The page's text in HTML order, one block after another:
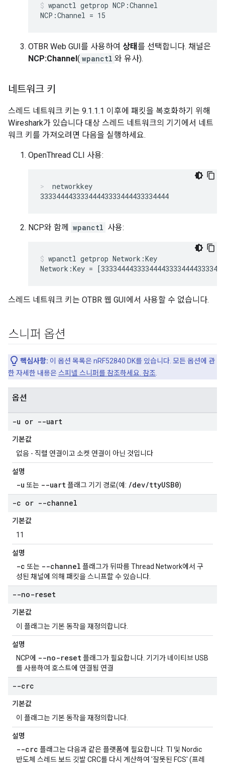
wpanctl getprop NCP:Channel
OTBR Web GUI를 사용하여 상태 를 선택합니다. 채널은
NCP:Channel( wpanctl 와 유사).
네트워크 키
스레드 네트워크 키는 9.1.1.1 이후에 패킷을 복호화하기 위해
Wireshark가 있습니다 대상 스레드 네트워크의 기기에서 네트
워크 키를 가져오려면 다음을 실행하세요.
OpenThread CLI 사용:
networkkey
NCP와 함께 wpanctl 사용:
wpanctl getprop Network:Key
스레드 네트워크 키는 OTBR 웹 GUI에서 사용할 수 없습니다.
스니퍼 옵션
핵심사항: 이 옵션 목록은 nRF52840 DK를 있습니다. 모든 옵션에 관
한 자세한 내용은 스피넬 스니퍼를 참조하세요. 참조
옵션
-u or --uart
기본값
없음 - 직렬 연결이고 소켓 연결이 아닌 것입니다
설명
-u 또는 --uart플래그 기기 경로(예: /dev/ttyUSB0)
-c or --channel
기본값
11
설명
-c 또는 --channel 플래그가 뒤따름 Thread Network에서 구
성된 채널에 의해 패킷을 스니프할 수 있습니다.
--no-reset
기본값
이 플래그는 기본 동작을 재정의합니다.
설명
NCP에
--no-reset플래그가 필요합니다. 기기가 네이티브 USB
를 사용하여 호스트에 연결됨 연결
--crc
기본값
이 플래그는 기본 동작을 재정의합니다.
설명
--crc 플래그는 다음과 같은 플랫폼에 필요합니다. TI 및 Nordic
반도체 스레드 보드 깃발 CRC를 다시 계산하여 '잘못된 FCS' (프레